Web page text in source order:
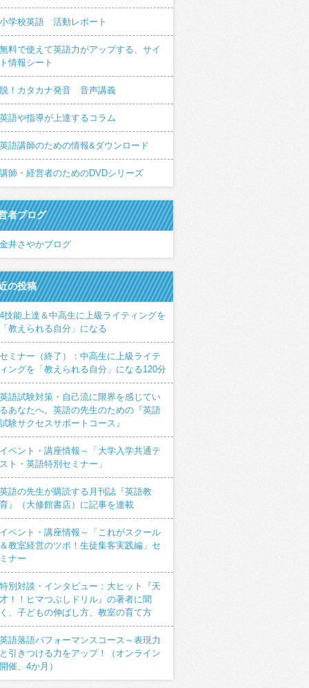
学校英語 活動レポート
料で使えて英語力がアップする、サイ
情報シート
！カタカナ発音 音声講義
語や指導が上達するコラム
語講師のための情報&ダウンロード
師・経営者のためのDVDシリーズ
者ブログ
井さやかブログ
の投稿
技能上達＆中高生に上級ライティングを
教えられる自分」になる
ミナー（終了）：中高生に上級ライテ
ングを「教えられる自分」になる120分
語試験対策・自己流に限界を感じてい
あなたへ。英語の先生のための『英語
験サクセスサポートコース』
ベント・講座情報～「大学入学共通テ
ト・英語特別セミナー」
語の先生が購読する月刊誌『英語教
』（大修館書店）に記事を連載
ベント・講座情報～「これがスクール
教室経営のツボ！生徒集客実践編」セ
ナー
別対談・インタビュー：大ヒット『天
！！ヒマつぶしドリル』の著者に聞
、子どもの伸ばし方、教室の育て方
語落語パフォーマンスコース～表現力
引きつける力をアップ！（オンライン
催、4か月）